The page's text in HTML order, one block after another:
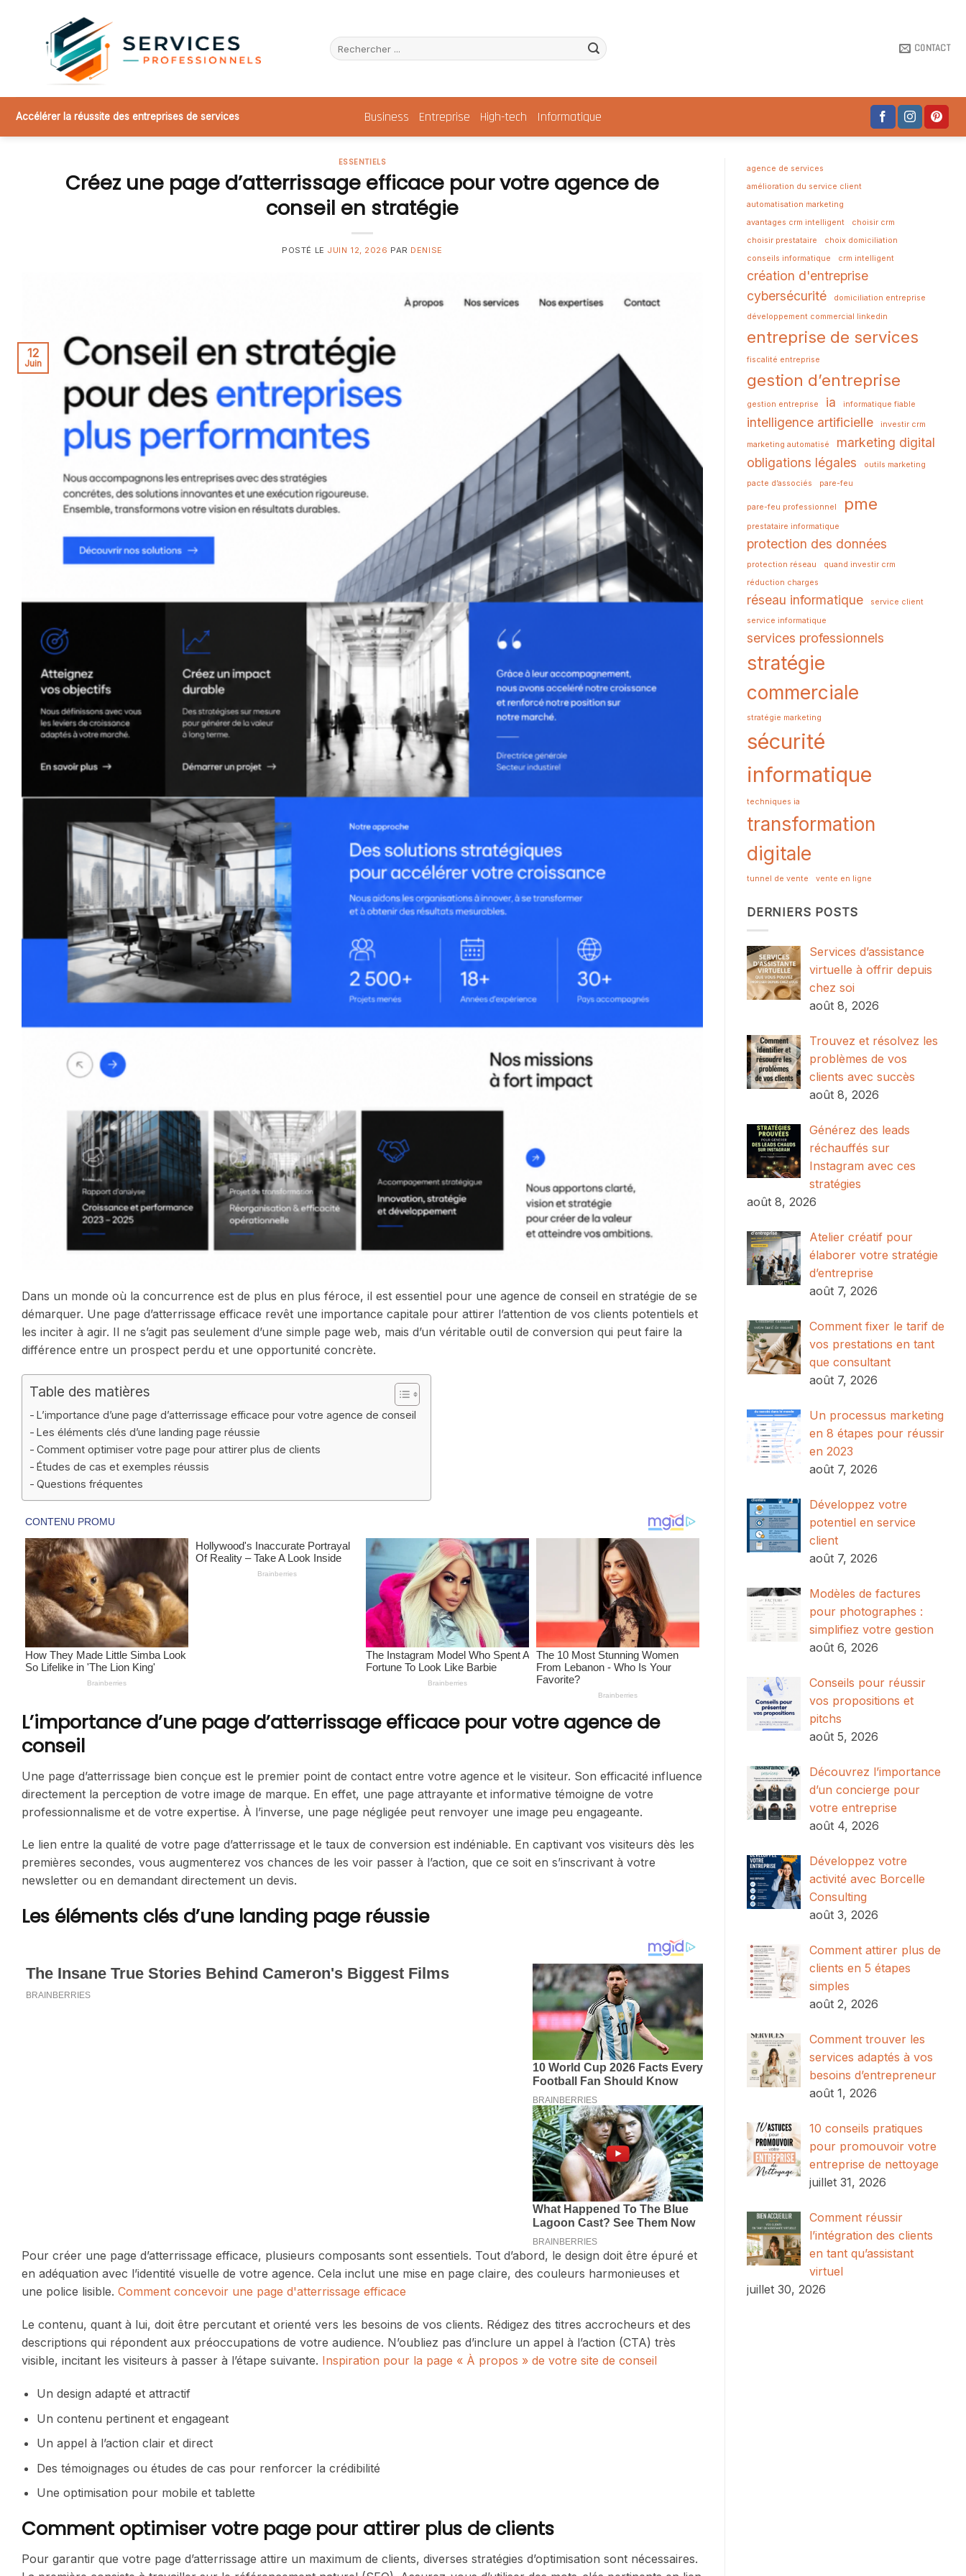
CONTACT
Accélérer la réussite des entreprises de services Business Entreprise High-tech Informatique
ESSENTIELS
Créez une page d’atterrissage efficace pour votre agence de
conseil en stratégie
POSTÉ LE JUIN 12, 2026 PAR DENISE
12
Juin
Dans un monde où la concurrence est de plus en plus féroce, il est essentiel pour une agence de conseil en stratégie de se
démarquer. Une page d’atterrissage efficace revêt une importance capitale pour attirer l’attention de vos clients potentiels et
les inciter à agir. Il ne s’agit pas seulement d’une simple page web, mais d’un véritable outil de conversion qui peut faire la
différence entre un prospect perdu et une opportunité concrète.
Table des matières
L’importance d’une page d’atterrissage efficace pour votre agence de conseil
Les éléments clés d’une landing page réussie
Comment optimiser votre page pour attirer plus de clients
Études de cas et exemples réussis
Questions fréquentes
L’importance d’une page d’atterrissage efficace pour votre agence de
conseil
Une page d’atterrissage bien conçue est le premier point de contact entre votre agence et le visiteur. Son efficacité influence
directement la perception de votre image de marque. En effet, une page attrayante et informative témoigne de votre
professionnalisme et de votre expertise. À l’inverse, une page négligée peut renvoyer une image peu engageante.
Le lien entre la qualité de votre page d’atterrissage et le taux de conversion est indéniable. En captivant vos visiteurs dès les
premières secondes, vous augmenterez vos chances de les voir passer à l’action, que ce soit en s’inscrivant à votre
newsletter ou en demandant directement un devis.
Les éléments clés d’une landing page réussie
Pour créer une page d’atterrissage efficace, plusieurs composants sont essentiels. Tout d’abord, le design doit être épuré et
en adéquation avec l’identité visuelle de votre agence. Cela inclut une mise en page claire, des couleurs harmonieuses et
une police lisible. Comment concevoir une page d'atterrissage efficace
Le contenu, quant à lui, doit être percutant et orienté vers les besoins de vos clients. Rédigez des titres accrocheurs et des
descriptions qui répondent aux préoccupations de votre audience. N’oubliez pas d’inclure un appel à l’action (CTA) très
visible, incitant les visiteurs à passer à l’étape suivante. Inspiration pour la page « À propos » de votre site de conseil
Un design adapté et attractif
Un contenu pertinent et engageant
Un appel à l’action clair et direct
Des témoignages ou études de cas pour renforcer la crédibilité
Une optimisation pour mobile et tablette
Comment optimiser votre page pour attirer plus de clients
Pour garantir que votre page d’atterrissage attire un maximum de clients, diverses stratégies d’optimisation sont nécessaires.
agence de services
amélioration du service client
automatisation marketing
avantages crm intelligent
choisir crm
choisir prestataire
choix domiciliation
conseils informatique
crm intelligent
création d'entreprise
cybersécurité
domiciliation entreprise
développement commercial linkedin
entreprise de services
fiscalité entreprise
gestion d’entreprise
gestion entreprise ia informatique fiable
intelligence artificielle investir crm
marketing automatisé
marketing digital
obligations légales
outils marketing
pacte d’associés
pare-feu
pare-feu professionnel pme
prestataire informatique
protection des données
protection réseau
quand investir crm
réduction charges
réseau informatique
service client
service informatique
services professionnels
stratégie
commerciale
stratégie marketing
sécurité
informatique
techniques ia
transformation
digitale
tunnel de vente vente en ligne
DERNIERS POSTS
Services d’assistance
virtuelle à offrir depuis
chez soi
août 8, 2026
Trouvez et résolvez les
problèmes de vos
clients avec succès
août 8, 2026
Générez des leads
réchauffés sur
Instagram avec ces
stratégies
août 8, 2026
Atelier créatif pour
élaborer votre stratégie
d’entreprise
août 7, 2026
Comment fixer le tarif de
vos prestations en tant
que consultant
août 7, 2026
Un processus marketing
en 8 étapes pour réussir
en 2023
août 7, 2026
Développez votre
potentiel en service
client
août 7, 2026
Modèles de factures
pour photographes :
simplifiez votre gestion
août 6, 2026
Conseils pour réussir
vos propositions et
pitchs
août 5, 2026
Découvrez l’importance
d’un concierge pour
votre entreprise
août 4, 2026
Développez votre
activité avec Borcelle
Consulting
août 3, 2026
Comment attirer plus de
clients en 5 étapes
simples
août 2, 2026
Comment trouver les
services adaptés à vos
besoins d’entrepreneur
août 1, 2026
10 conseils pratiques
pour promouvoir votre
entreprise de nettoyage
juillet 31, 2026
Comment réussir
l’intégration des clients
en tant qu’assistant
virtuel
juillet 30, 2026